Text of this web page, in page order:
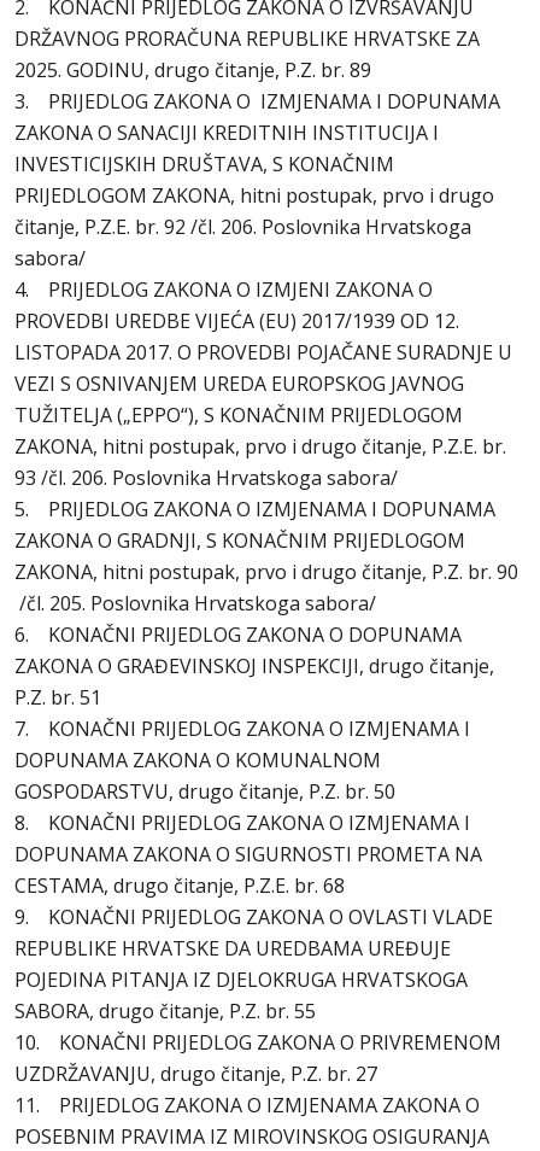
2. KONAČNI PRIJEDLOG ZAKONA O IZVRŠAVANJU
DRŽAVNOG PRORAČUNA REPUBLIKE HRVATSKE ZA
2025. GODINU, drugo čitanje, P.Z. br. 89
3. PRIJEDLOG ZAKONA O IZMJENAMA I DOPUNAMA
ZAKONA O SANACIJI KREDITNIH INSTITUCIJA I
INVESTICIJSKIH DRUŠTAVA, S KONAČNIM
PRIJEDLOGOM ZAKONA, hitni postupak, prvo i drugo
čitanje, P.Z.E. br. 92 /čl. 206. Poslovnika Hrvatskoga
sabora/
4. PRIJEDLOG ZAKONA O IZMJENI ZAKONA O
PROVEDBI UREDBE VIJEĆA (EU) 2017/1939 OD 12.
LISTOPADA 2017. O PROVEDBI POJAČANE SURADNJE U
VEZI S OSNIVANJEM UREDA EUROPSKOG JAVNOG
TUŽITELJA („EPPO“), S KONAČNIM PRIJEDLOGOM
ZAKONA, hitni postupak, prvo i drugo čitanje, P.Z.E. br.
93 /čl. 206. Poslovnika Hrvatskoga sabora/
5. PRIJEDLOG ZAKONA O IZMJENAMA I DOPUNAMA
ZAKONA O GRADNJI, S KONAČNIM PRIJEDLOGOM
ZAKONA, hitni postupak, prvo i drugo čitanje, P.Z. br. 90
/čl. 205. Poslovnika Hrvatskoga sabora/
6. KONAČNI PRIJEDLOG ZAKONA O DOPUNAMA
ZAKONA O GRAĐEVINSKOJ INSPEKCIJI, drugo čitanje,
P.Z. br. 51
7. KONAČNI PRIJEDLOG ZAKONA O IZMJENAMA I
DOPUNAMA ZAKONA O KOMUNALNOM
GOSPODARSTVU, drugo čitanje, P.Z. br. 50
8. KONAČNI PRIJEDLOG ZAKONA O IZMJENAMA I
DOPUNAMA ZAKONA O SIGURNOSTI PROMETA NA
CESTAMA, drugo čitanje, P.Z.E. br. 68
9. KONAČNI PRIJEDLOG ZAKONA O OVLASTI VLADE
REPUBLIKE HRVATSKE DA UREDBAMA UREĐUJE
POJEDINA PITANJA IZ DJELOKRUGA HRVATSKOGA
SABORA, drugo čitanje, P.Z. br. 55
10. KONAČNI PRIJEDLOG ZAKONA O PRIVREMENOM
UZDRŽAVANJU, drugo čitanje, P.Z. br. 27
11. PRIJEDLOG ZAKONA O IZMJENAMA ZAKONA O
POSEBNIM PRAVIMA IZ MIROVINSKOG OSIGURANJA